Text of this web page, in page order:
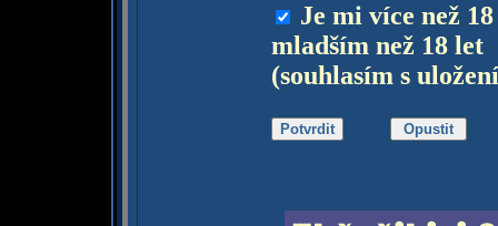
Je mi více než
mladším než 18 let
(souhlasím s